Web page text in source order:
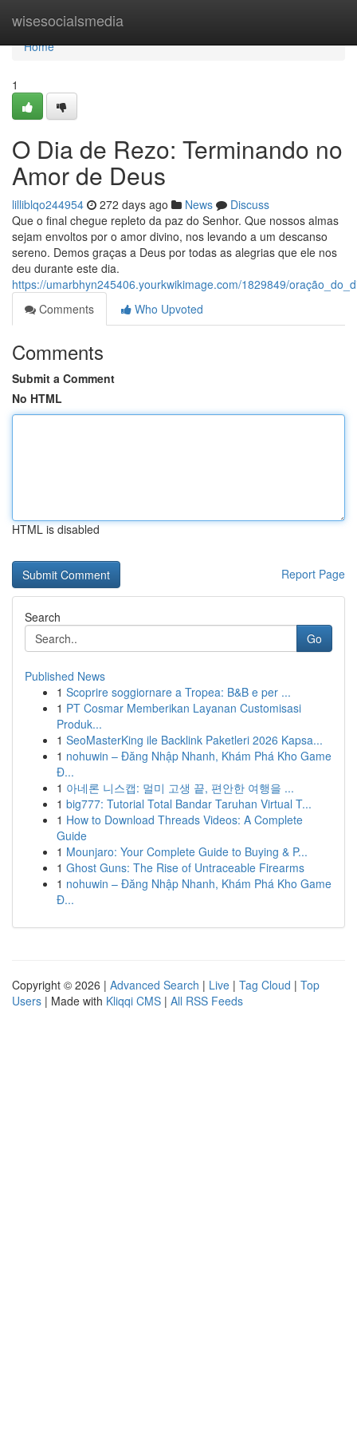
wisesocialsmedia
Home
Home
1
O Dia de Rezo: Terminando no
Amor de Deus
lilliblqo244954 272 days ago News
Discuss
Que o final chegue repleto da paz do Senhor. Que nossos almas
sejam envoltos por o amor divino, nos levando a um descanso
sereno. Demos graças a Deus por todas as alegrias que ele nos
deu durante este dia.
https://umarbhyn245406.yourkwikimage.com/1829849/
Comments
Who Upvoted
Comments
Submit a Comment
No HTML
HTML is disabled
Report Page
Search
Go
Published News
1 Scoprire soggiornare a Tropea: B&B e per ...
1 PT Cosmar Memberikan Layanan Customisasi
Produk...
1 SeoMasterKing ile Backlink Paketleri 2026 Kapsa...
1 nohuwin – Đăng Nhập Nhanh, Khám Phá Kho Game
Đ...
1 아네론 니스캡: 멀미 고생 끝, 편안한 여행을 ...
1 big777: Tutorial Total Bandar Taruhan Virtual T...
1 How to Download Threads Videos: A Complete
Guide
1 Mounjaro: Your Complete Guide to Buying & P...
1 Ghost Guns: The Rise of Untraceable Firearms
1 nohuwin – Đăng Nhập Nhanh, Khám Phá Kho Game
Đ...
Copyright © 2026 | Advanced Search | Live | Tag Cloud | Top
Users | Made with Kliqqi CMS | All RSS Feeds